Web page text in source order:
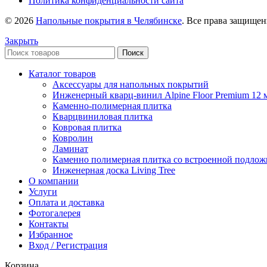
© 2026 Напольные покрытия в Челябинске. Все права
Закрыть
Поиск
Каталог товаров
Аксессуары для напольных покрытий
Инженерный кварц-винил Alpine Floor Premium 12
Каменно-полимерная плитка
Кварцвиниловая плитка
Ковровая плитка
Ковролин
Ламинат
Каменно полимерная плитка со встроенной
Инженерная доска Living Tree
О компании
Услуги
Оплата и доставка
Фотогалерея
Контакты
Избранное
Вход / Регистрация